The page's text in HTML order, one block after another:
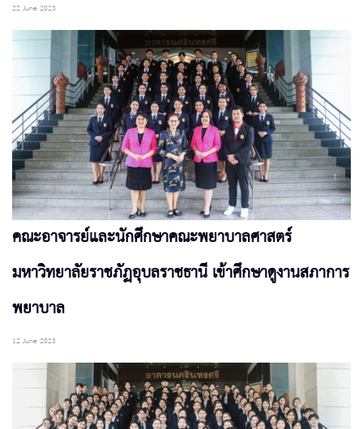
22 June 2023
คณะอาจารย์และนักศึกษาคณะพยาบาลศาสตร์
มหาวิทยาลัยราชภัฏอุบลราชธานี เข้าศึกษาดูงานสภาการ
พยาบาล
12 June 2023